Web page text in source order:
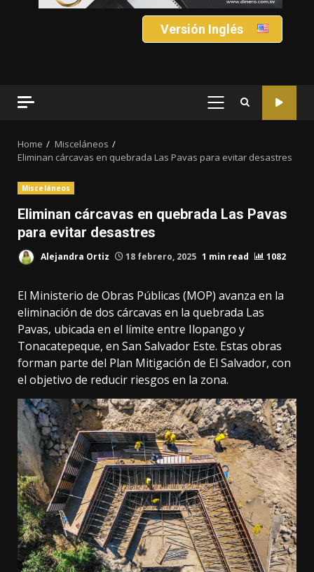
Versión Inglés
PRIMARY
Home
Misceláneos
Eliminan cárcavas en quebrada Las Pavas para evitar desastres
Misceláneos
Eliminan cárcavas en quebrada Las Pavas
para evitar desastres
Alejandra Ortiz 18 febrero, 2025 1 min read 1082
El Ministerio de Obras Públicas (MOP) avanza en la
eliminación de dos cárcavas en la quebrada Las
Pavas, ubicada en el límite entre Ilopango y
Tonacatepeque, en San Salvador Este. Estas obras
forman parte del Plan Mitigación de El Salvador, con
el objetivo de reducir riesgos en la zona.